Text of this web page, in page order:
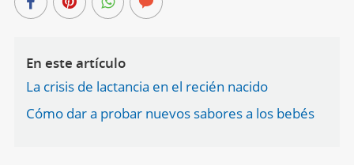
En este artículo
La crisis de lactancia en el recién nacido
Cómo dar a probar nuevos sabores a los bebés